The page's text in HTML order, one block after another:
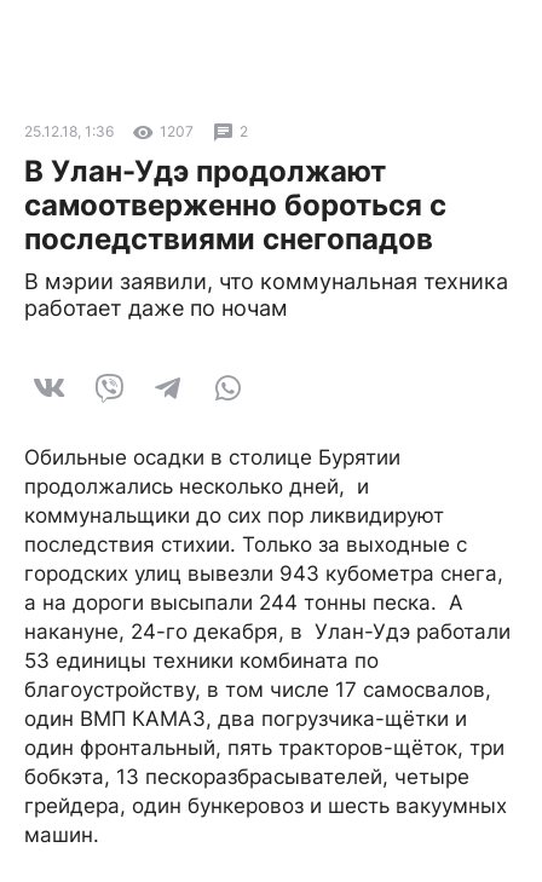
25.12.18, 1:36 1207 2
В Улан-Удэ продолжают
самоотверженно бороться с
последствиями снегопадов
В мэрии заявили, что коммунальная техника
работает даже по ночам
Обильные осадки в столице Бурятии
продолжались несколько дней, и
коммунальщики до сих пор ликвидируют
последствия стихии. Только за выходные с
городских улиц вывезли 943 кубометра снега,
а на дороги высыпали 244 тонны песка. А
накануне, 24-го декабря, в Улан-Удэ работали
53 единицы техники комбината по
благоустройству, в том числе 17 самосвалов,
один ВМП КАМАЗ, два погрузчика-щётки и
один фронтальный, пять тракторов-щёток, три
бобкэта, 13 пескоразбрасывателей, четыре
грейдера, один бункеровоз и шесть вакуумных
машин.